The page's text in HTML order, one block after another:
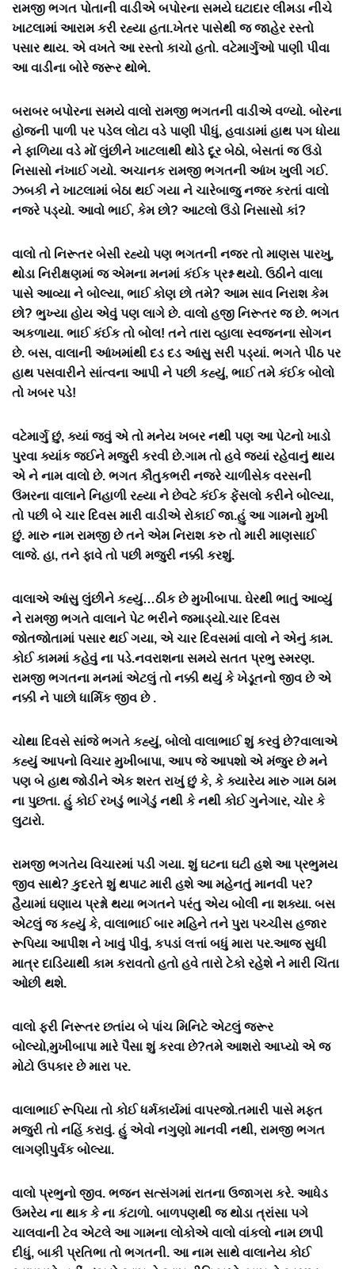
રામજી ભગત પોતાની વાડીએ બપોરના સમયે ઘટાદાર લીમડા નીચે
ખાટલામાં આરામ કરી રહ્યા હતા.ખેતર પાસેથી જ જાહેર રસ્તો
પસાર થાય. એ વખતે આ રસ્તો કાચો હતો. વટેમાર્ગુઓ પાણી પીવા
આ વાડીના બોરે જરૂર થોભે.
બરાબર બપોરના સમયે વાલો રામજી ભગતની વાડીએ વળ્યો. બોરના
હોજની પાળી પર પડેલ લોટા વડે પાણી પીધું, હવાડામાં હાથ પગ ધોયા
ને ફાળિયા વડે મોં લુંછીને ખાટલાથી થોડે દૂર બેઠો, બેસતાં જ ઉંડો
નિસાસો નંખાઈ ગયો. અચાનક રામજી ભગતની આંખ ખુલી ગઈ.
ઝબકી ને ખાટલામાં બેઠા થઈ ગયા ને ચારેબાજુ નજર કરતાં વાલો
નજરે પડ્યો. આવો ભાઈ, કેમ છો? આટલો ઉંડો નિસાસો કાં?
વાલો તો નિરૂતર બેસી રહ્યો પણ ભગતની નજર તો માણસ પારખુ,
થોડા નિરીક્ષણમાં જ એમના મનમાં કંઈક પ્રશ્ન થયો. ઉઠીને વાલા
પાસે આવ્યા ને બોલ્યા, ભાઈ કોણ છો તમે? આમ સાવ નિરાશ કેમ
છો? ભુખ્યા હોય એવું પણ લાગે છે. વાલો હજી નિરૂતર જ છે. ભગત
અકળાયા. ભાઈ કંઈક તો બોલ! તને તારા વ્હાલા સ્વજનના સોગન
છે. બસ, વાલાની આંખમાંથી દડ દડ આંસુ સરી પડ્યાં. ભગતે પીઠ પર
હાથ પસવારીને સાંત્વના આપી ને પછી કહ્યું, ભાઈ તમે કંઈક બોલો
તો ખબર પડે!
વટેમાર્ગુ છું, ક્યાં જવું એ તો મનેય ખબર નથી પણ આ પેટનો ખાડો
પુરવા ક્યાંક જઈને મજુરી કરવી છે.ગામ તો હવે જ્યાં રહેવાનું થાય
એ ને નામ વાલો છે. ભગત કૌતુકભરી નજરે ચાળીસેક વરસની
ઉંમરના વાલાને નિહાળી રહ્યા ને છેવટે કંઈક ફેંસલો કરીને બોલ્યા,
તો પછી બે ચાર દિવસ મારી વાડીએ રોકાઈ જા.હું આ ગામનો મુખી
છું. મારુ નામ રામજી છે તને એમ નિરાશ કરુ તો મારી માણસાઈ
લાજે. હા, તને ફાવે તો પછી મજુરી નક્કી કરશું.
વાલાએ આંસુ લુંછીને કહ્યું…ઠીક છે મુખીબાપા. ઘેરથી ભાતું આવ્યું
ને રામજી ભગતે વાલાને પેટ ભરીને જમાડ્યો.ચાર દિવસ
જોતજોતામાં પસાર થઈ ગયા, એ ચાર દિવસમાં વાલો ને એનું કામ.
કોઈ કામમાં કહેવું ના પડે.નવરાશના સમયે સતત પ્રભુ સ્મરણ.
રામજી ભગતના મનમાં એટલું તો નક્કી થયું કે ખેડૂતનો જીવ છે એ
નક્કી ને પાછો ધાર્મિક જીવ છે .
ચોથા દિવસે સાંજે ભગતે કહ્યું, બોલો વાલાભાઈ શું કરવું છે?વાલાએ
કહ્યું આપનો વિચાર મુખીબાપા, આપ જે આપશો એ મંજુર છે મને
પણ બે હાથ જોડીને એક શરત રાખું છું કે, કે ક્યારેય મારુ ગામ ઠામ
ના પુછતા. હું કોઈ રખડું ભાગેડું નથી કે નથી કોઈ ગુનેગાર, ચોર કે
લુટારો.
રામજી ભગતેય વિચારમાં પડી ગયા. શું ઘટના ઘટી હશે આ પ્રભુમય
જીવ સાથે? કુદરતે શું થપાટ મારી હશે આ મહેનતું માનવી પર?
હૈયામાં ઘણાય પ્રશ્નો થયા ભગતને પરંતુ એય બોલી ના શક્યા. બસ
એટલું જ કહ્યું કે, વાલાભાઈ બાર મહિને તને પુરા પચ્ચીસ હજાર
રૂપિયા આપીશ ને ખાવું પીવું, કપડાં લત્તાં બધું મારા પર.આજ સુધી
માત્ર દાડિયાથી કામ કરાવતો હતો હવે તારો ટેકો રહેશે ને મારી ચિંતા
ઓછી થશે.
વાલો ફરી નિરૂતર છતાંય બે પાંચ મિનિટે એટલું જરૂર
બોલ્યો,મુખીબાપા મારે પૈસા શું કરવા છે?તમે આશરો આપ્યો એ જ
મોટો ઉપકાર છે મારા પર.
વાલાભાઈ રૂપિયા તો કોઈ ધર્મકાર્યમાં વાપરજો.તમારી પાસે મફત
મજુરી તો નહિં કરાવું. હું એવો નગુણો માનવી નથી, રામજી ભગત
લાગણીપુર્વક બોલ્યા.
વાલો પ્રભુનો જીવ. ભજન સત્સંગમાં રાતના ઉજાગરા કરે. આધેડ
ઉમરેય ના થાક કે ના કંટાળો. બાળપણથી જ થોડા ત્રાંસા પગે
ચાલવાની ટેવ એટલે આ ગામના લોકોએ વાલો વાંકલો નામ છાપી
દીધું, બાકી પ્રતિભા તો ભગતની. આ નામ સાથે વાલાનેય કોઈ